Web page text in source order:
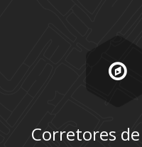
Corretores